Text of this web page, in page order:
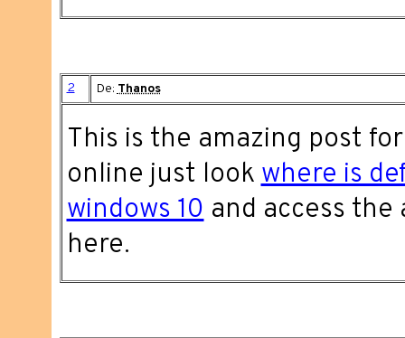
2 De: Thanos
This is the amazing post
online just lookwhere is
windows 10and access the
here.